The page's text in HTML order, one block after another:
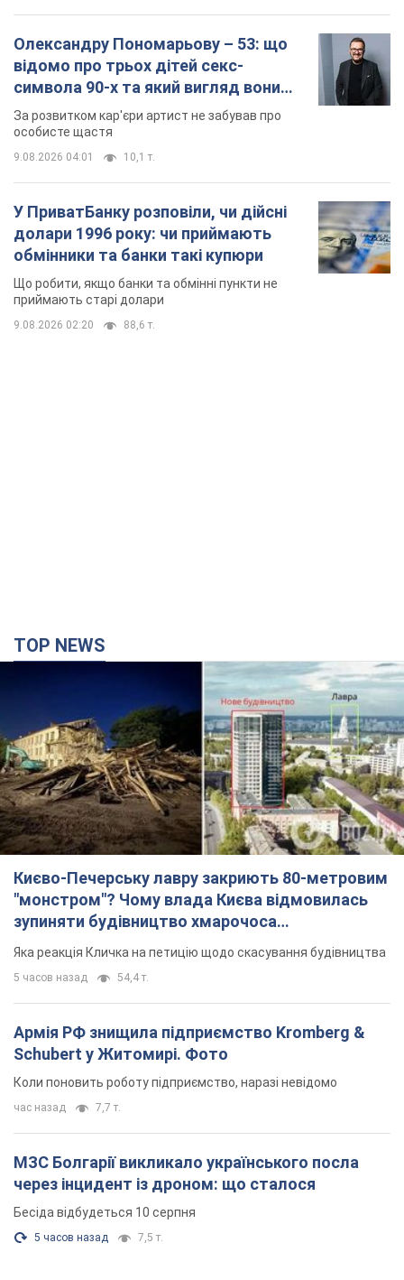
Олександру Пономарьову – 53: що
відомо про трьох дітей секс-
символа 90-х та який вигляд вони
мають
За розвитком кар'єри артист не забував про
особисте щастя
9.08.2026 04:01 10,1 т.
У ПриватБанку розповіли, чи дійсні
долари 1996 року: чи приймають
обмінники та банки такі купюри
Що робити, якщо банки та обмінні пункти не
приймають старі долари
9.08.2026 02:20 88,6 т.
TOP NEWS
Києво-Печерську лавру закриють 80-метровим
"монстром"? Чому влада Києва відмовилась
зупиняти будівництво хмарочоса
"московського вірянина"
Яка реакція Кличка на петицію щодо скасування будівництва
5 часов назад 54,4 т.
Армія РФ знищила підприємство Kromberg &
Schubert у Житомирі. Фото
Коли поновить роботу підприємство, наразі невідомо
час назад 7,7 т.
МЗС Болгарії викликало українського посла
через інцидент із дроном: що сталося
Бесіда відбудеться 10 серпня
5 часов назад 7,5 т.